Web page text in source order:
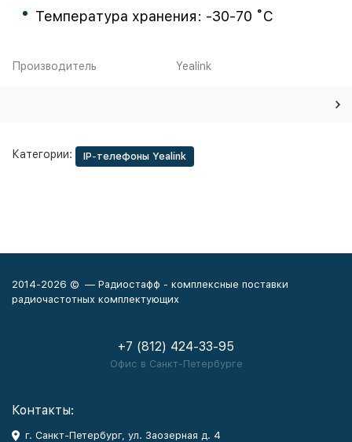
Температура хранения: -30-70 ˚C
Производитель Yealink
Категории: IP-телефоны Yealink
2014-2026 © — Радиостафф - комплексные поставки
радиочастотных комплектующих
+7 (812) 424-33-95
Офис в Санкт-Петербурге
Контакты:
г. Санкт-Петербург, ул. Заозерная д. 4